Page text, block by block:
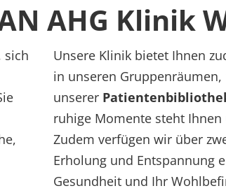
AHG Klinik
sich
Unsere Klinik bietet Ihnen
in unseren Gruppenräumen,
unserer
ruhige Momente steht Ihnen
Zudem verfügen wir über
Erholung und Entspannung
Gesundheit und Ihr